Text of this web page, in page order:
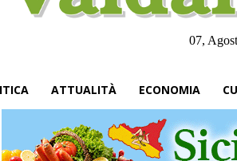
07,
ATTUALITÀ ECONOMIA